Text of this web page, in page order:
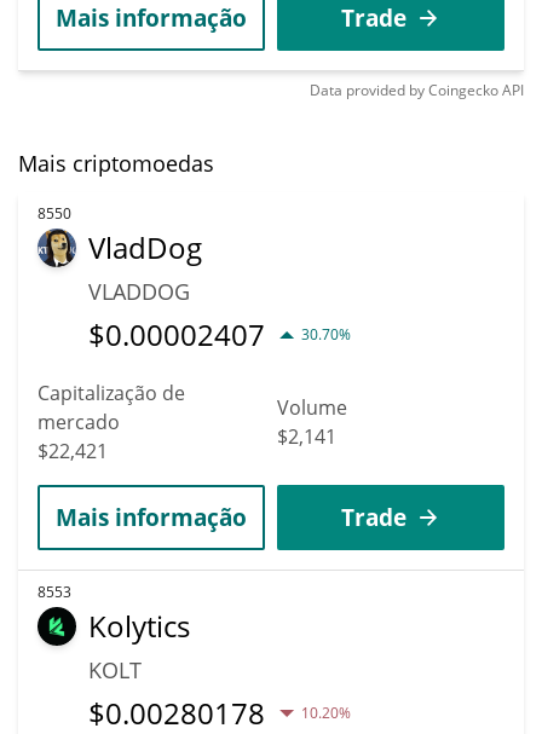
Mais informação Trade
Data provided byCoingeckoAPI
Mais criptomoedas
8550
VladDog
VLADDOG
$0.00002407 30.70%
Capitalização de
mercado
$22,421
Volume
$2,141
Mais informação Trade
8553
Kolytics
KOLT
$0.00280178 10.20%